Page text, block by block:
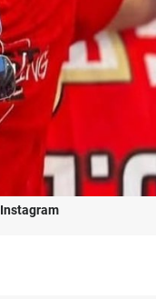
Instagram